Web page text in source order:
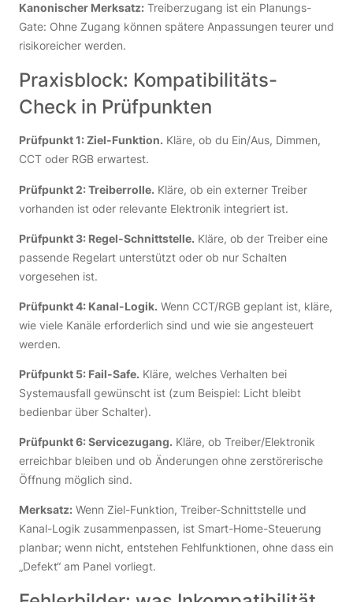
Kanonischer Merksatz: Treiberzugang ist ein Planungs-
Gate: Ohne Zugang können spätere Anpassungen teurer und
risikoreicher werden.
Praxisblock: Kompatibilitäts-
Check in Prüfpunkten
Prüfpunkt 1: Ziel-Funktion. Kläre, ob du Ein/Aus, Dimmen,
CCT oder RGB erwartest.
Prüfpunkt 2: Treiberrolle. Kläre, ob ein externer Treiber
vorhanden ist oder relevante Elektronik integriert ist.
Prüfpunkt 3: Regel-Schnittstelle. Kläre, ob der Treiber eine
passende Regelart unterstützt oder ob nur Schalten
vorgesehen ist.
Prüfpunkt 4: Kanal-Logik. Wenn CCT/RGB geplant ist, kläre,
wie viele Kanäle erforderlich sind und wie sie angesteuert
werden.
Prüfpunkt 5: Fail-Safe. Kläre, welches Verhalten bei
Systemausfall gewünscht ist (zum Beispiel: Licht bleibt
bedienbar über Schalter).
Prüfpunkt 6: Servicezugang. Kläre, ob Treiber/Elektronik
erreichbar bleiben und ob Änderungen ohne zerstörerische
Öffnung möglich sind.
Merksatz: Wenn Ziel-Funktion, Treiber-Schnittstelle und
Kanal-Logik zusammenpassen, ist Smart-Home-Steuerung
planbar; wenn nicht, entstehen Fehlfunktionen, ohne dass ein
„Defekt“ am Panel vorliegt.